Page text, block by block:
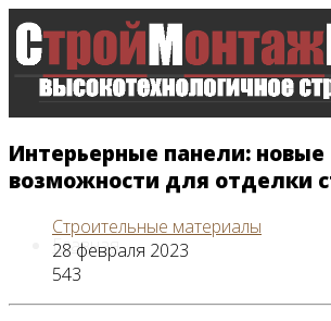
Главная
Интерьерные панели: новые
возможности для отделки
Строительные материалы
28 февраля 2023
543